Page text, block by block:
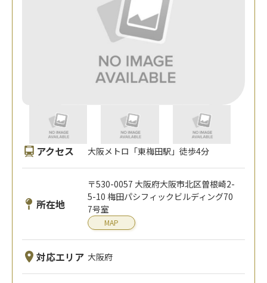
アクセス 大阪メトロ「東梅田駅」徒歩4分
所在地
〒530-0057 大阪府大阪市北区曽根崎2-
5-10 梅田パシフィックビルディング70
7号室
MAP
対応エリア 大阪府